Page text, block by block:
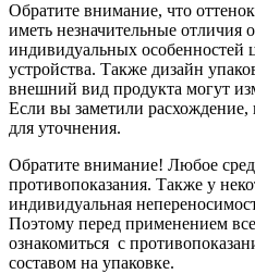
Обратите внимание, что
иметь незначительные отличия
индивидуальных особенностей
устройства. Также дизайн
внешний вид продукта могут
Если вы заметили
для уточнения.
Обратите внимание! Любое
противопоказания. Также у
индивидуальная
Поэтому перед применением
ознакомиться с
составом на упаковке.